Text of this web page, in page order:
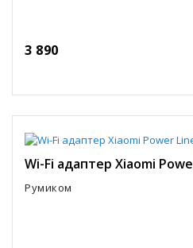
3 890
Wi-Fi адаптер Xiaomi
Румиком